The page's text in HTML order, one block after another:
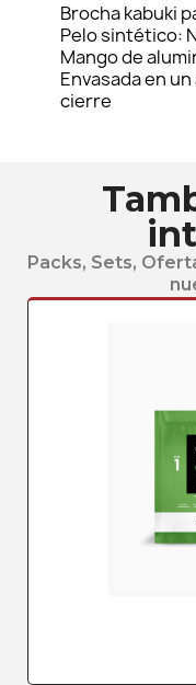
Brocha kabuki
Pelo sintético:
Mango de
Envasada en
cierre
Packs, Sets,